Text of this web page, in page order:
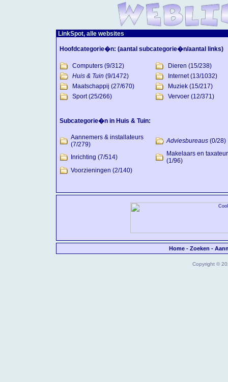
LinkSpot, alle websites
Hoofdcategorie�n: (aantal subcategorie�n/aantal links)
Computers (9/312) Dieren (15/238)
Huis & Tuin (9/1472) Internet(13/1032)
Maatschappij (27/670) Muziek (15/217)
Sport(25/266) Vervoer (12/371)
Subcategorie�n in Huis & Tuin:
Aannemers & installateurs
(7/279)
Adviesbureaus (0/28)
Inrichting (7/514)
Makelaars en
(1/96)
Voorzieningen (2/140)
Home- Zoeken -
Copyright ©